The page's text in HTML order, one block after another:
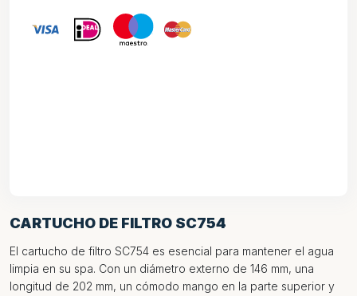
CARTUCHO DE FILTRO SC754
El cartucho de filtro SC754 es esencial para mantener el agua
limpia en su spa. Con un diámetro externo de 146 mm, una
longitud de 202 mm, un cómodo mango en la parte superior y